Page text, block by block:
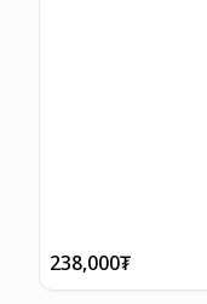
238,000₮